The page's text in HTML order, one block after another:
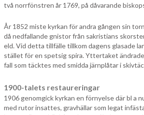
två norrfönstren år 1769, på dåvarande
År 1852 miste kyrkan för andra gången sin
då nedfallande gnistor från sakristians
eld. Vid detta tillfälle tillkom dagens glasade
stället för en spetsig spira. Yttertaket
fall som täcktes med smidda järnplåtar i
1900-talets restaureringar
1906 genomgick kyrkan en förnyelse där bl a
med rutor insattes, gravhällar som legat